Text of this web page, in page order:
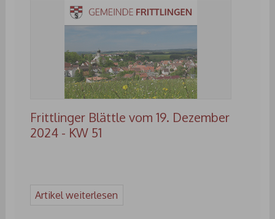
Frittlinger Blättle vom 19. Dezember
2024 - KW 51
Artikel weiterlesen